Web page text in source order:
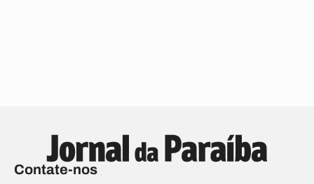
Contate-nos